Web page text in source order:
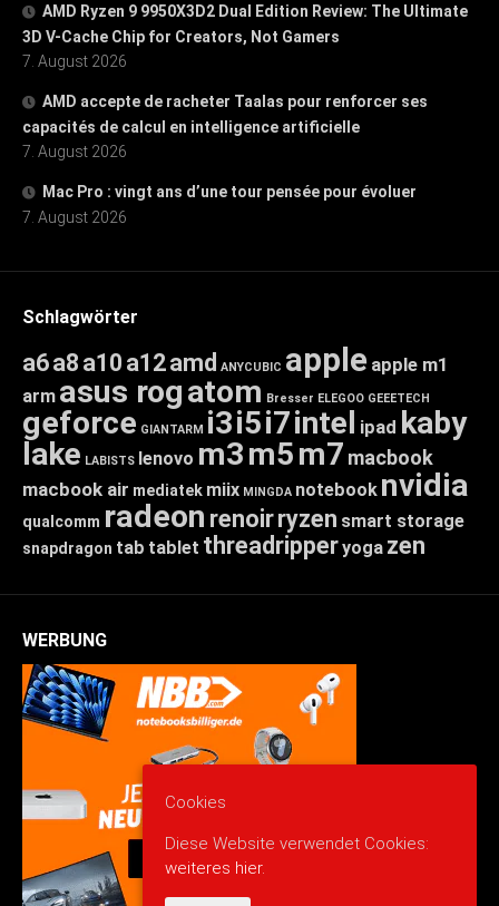
AMD Ryzen 9 9950X3D2 Dual Edition Review: The Ultimate
3D V-Cache Chip for Creators, Not Gamers
7. August 2026
AMD accepte de racheter Taalas pour renforcer ses
capacités de calcul en intelligence artificielle
7. August 2026
Mac Pro : vingt ans d’une tour pensée pour évoluer
7. August 2026
Schlagwörter
a6a8 a10 a12amd ANYCUBIC apple apple m1
arm asus rogatom Bresser ELEGOO GEEETECH
geforce GIANTARM i3i5i7intel ipad kaby
lake LABISTS lenovo m3m5m7 macbook
macbook air mediatek miix MINGDA notebook nvidia
qualcomm radeon renoirryzen smart storage
snapdragon tab tablet threadripperyoga zen
WERBUNG
Cookies
Diese Website verwendet Cookies:
weiteres hier.